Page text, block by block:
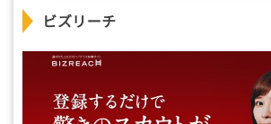
ビズリーチ